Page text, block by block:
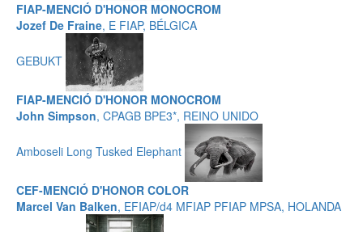
FIAP-MENCIÓ D'HONOR MONOCROM
Jozef De Fraine, E FIAP, BÉLGICA
GEBUKT
FIAP-MENCIÓ D'HONOR MONOCROM
John Simpson, CPAGB BPE3*, REINO UNIDO
Amboseli Long Tusked Elephant
CEF-MENCIÓ D'HONOR COLOR
Marcel Van Balken, EFIAP/d4 MFIAP PFIAP MPSA, HOLANDA